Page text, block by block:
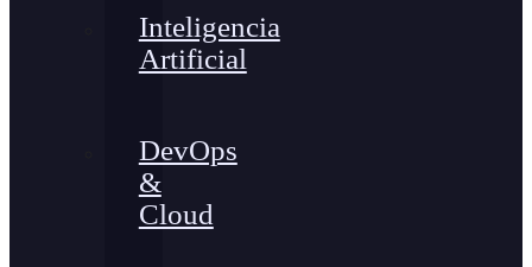
Inteligencia
Artificial
DevOps
&
Cloud